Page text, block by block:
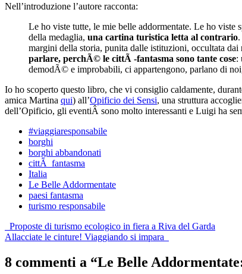
Nell’introduzione l’autore racconta:
Le ho viste tutte, le mie belle addormentate. Le ho viste
della medaglia, una cartina turistica letta al contrario
margini della storia, punita dalle istituzioni, occultata
parlare, perchÃ© le cittÃ -fantasma sono tante cose:
demodÃ© e improbabili, ci appartengono, parlano di
Io ho scoperto questo libro, che vi consiglio caldamente,
amica Martina qui) all’Opificio dei Sensi, una struttura
dell’Opificio, gli eventiÂ sono molto interessanti e Luigi ha
#viaggiaresponsabile
borghi
borghi abbandonati
cittÃ fantasma
Italia
Le Belle Addormentate
paesi fantasma
turismo responsabile
Post
navigation
Proposte di turismo ecologico in fiera a Riva del Garda
Allacciate le cinture! Viaggiando si impara
8 commenti a “Le Belle